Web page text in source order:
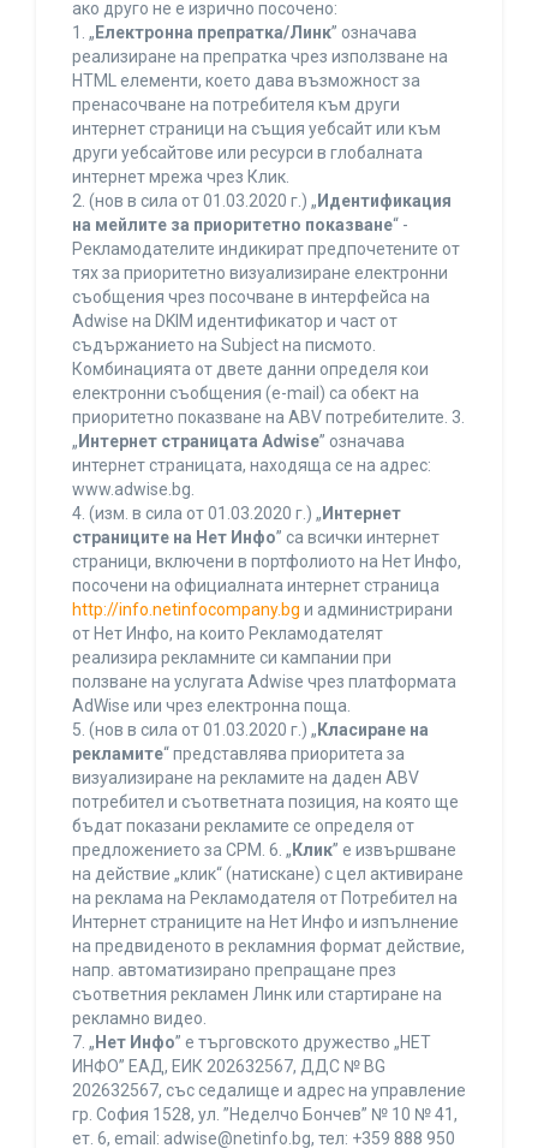
ако друго не е изрично посочено:
1. „ Електронна препратка/Линк” означава
реализиране на препратка чрез използване на
HTML елементи, което дава възможност за
пренасочване на потребителя към други
интернет страници на същия уебсайт или към
други уебсайтове или ресурси в глобалната
интернет мрежа чрез Клик.
2. (нов в сила от 01.03.2020 г.) „ Идентификация
на мейлите за приоритетно показване“ -
Рекламодателите индикират предпочетените от
тях за приоритетно визуализиране електронни
съобщения чрез посочване в интерфейса на
Adwise на DKIM идентификатор и част от
съдържанието на Subject на писмото.
Комбинацията от двете данни определя кои
електронни съобщения (e-mail) са обект на
приоритетно показване на ABV потребителите. 3.
„ Интернет страницата Adwise” означава
интернет страницата, находяща се на адрес:
www.adwise.bg.
4. (изм. в сила от 01.03.2020 г.) „ Интернет
страниците на Нет Инфо” са всички интернет
страници, включени в портфолиото на Нет Инфо,
посочени на официалната интернет страница
http://info.netinfocompany.bg и администрирани
от Нет Инфо, на които Рекламодателят
реализира рекламните си кампании при
ползване на услугата Adwise чрез платформата
AdWise или чрез електронна поща.
5. (нов в сила от 01.03.2020 г.) „ Класиране на
рекламите“ представлява приоритета за
визуализиране на рекламите на даден ABV
потребител и съответната позиция, на която ще
бъдат показани рекламите се определя от
предложението за CPM. 6. „ Клик” е извършване
на действие „клик“ (натискане) с цел активиране
на реклама на Рекламодателя от Потребител на
Интернет страниците на Нет Инфо и изпълнение
на предвиденото в рекламния формат действие,
напр. автоматизирано препращане през
съответния рекламен Линк или стартиране на
рекламно видео.
7. „ Нет Инфо” е търговското дружество „НЕТ
ИНФО” ЕАД, ЕИК 202632567, ДДС № BG
202632567, със седалище и адрес на управление
гр. София 1528, ул. ”Неделчо Бончев” № 10 № 41,
ет. 6, еmail: adwise@netinfo.bg, тел: +359 888 950